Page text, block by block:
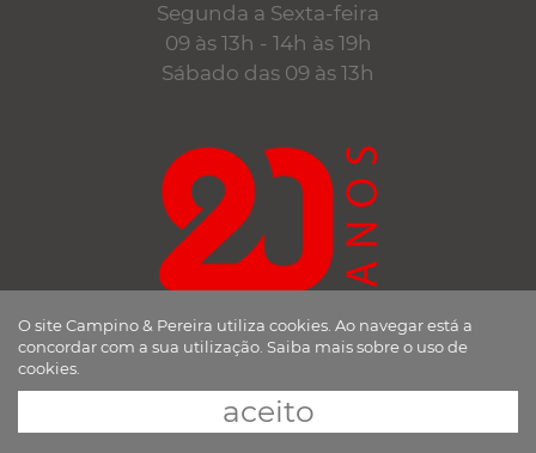
Segunda a Sexta-feira
09 às 13h - 14h às 19h
Sábado das 09 às 13h
desde 1998
a trabalhar consigo
O site Campino & Pereira utiliza cookies. Ao navegar está a
concordar com a sua utilização. Saiba mais sobre o uso de
cookies.
aceito